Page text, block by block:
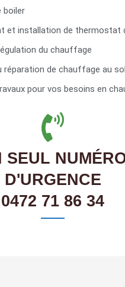
boiler
et installation de thermostat
du chauffage
réparation de chauffage au sol
pour vos besoins en
SEUL
D'URGENCE
0472 71 86 34